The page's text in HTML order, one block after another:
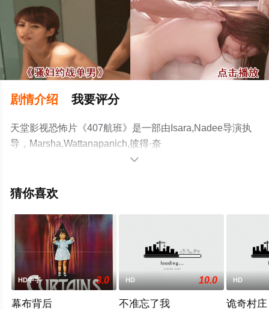
剧情介绍 我要评分
天堂影视恐怖片《407航班》是一部由Isara,Nadee导演执
导，Marsha,Wattanapanich,彼得·奈
特,Paramej,Noiam,Paramej,Noiam,乔纳森·萨姆
等演员精彩演绎的泰国电影，手机免费观看高清无删减完
影、电视猫或剧情网等平台了解。

猜你喜欢
HD中字 3.0
幕布背后
HD 10.0
不准忘了我
HD
诡奇村庄